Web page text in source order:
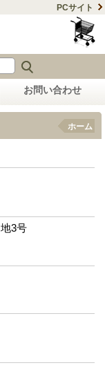
PCサイト
お問い合わせ
ホーム
3号